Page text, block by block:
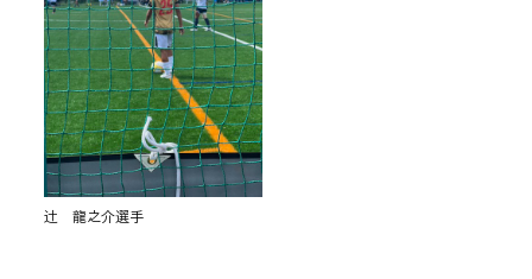
辻 龍之介選手